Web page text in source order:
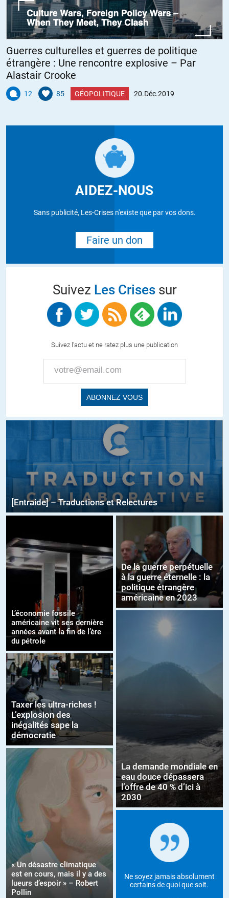
Guerres culturelles et guerres de politique
étrangère : Une rencontre explosive – Par
Alastair Crooke
12 85 GÉOPOLITIQUE 20.Déc.2019
AIDEZ-NOUS
Sans publicité, Les-Crises n'existe que par vos dons.
Faire un don
Suivez Les Crisessur
Suivez l'actu et ne ratez plus une publication
[Entraide] – Traductions et Relectures
L’économie fossile
américaine vit ses dernière
années avant la fin de l’ère
du pétrole
Taxer les ultra-riches !
L’explosion des
inégalités sape la
démocratie
« Un désastre climatique
est en cours, mais il y a des
lueurs d’espoir » – Robert
Pollin
De la guerre perpétuelle
à la guerre éternelle : la
politique étrangère
américaine en 2023
La demande mondiale en
eau douce dépassera
l’offre de 40 % d’ici à
2030
Ne soyez jamais absolument
certains de quoi que soit.